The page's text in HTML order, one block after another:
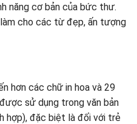
năng cơ bản của bức thư.
cho các từ đẹp, ấn tượng
hơn các chữ in hoa và 29
sử dụng trong văn bản
hợp), đặc biệt là đối với trẻ